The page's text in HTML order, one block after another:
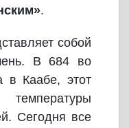
.
собой
В 684 во
в Каабе, этот
Сегодня все